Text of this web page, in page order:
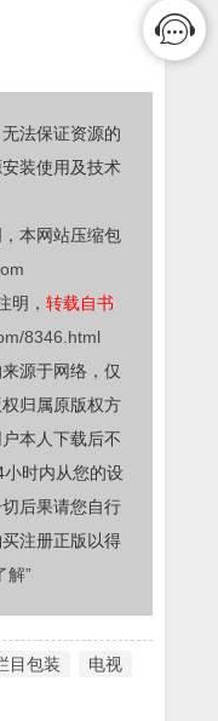
法保证资源的
装使用及技术
本网站压缩包
明， 转载自书
8346.html
源于网络，仅
归属原版权方
本人下载后不
时内从您的设
后果请您自行
注册正版以得
解”
目包装 电视